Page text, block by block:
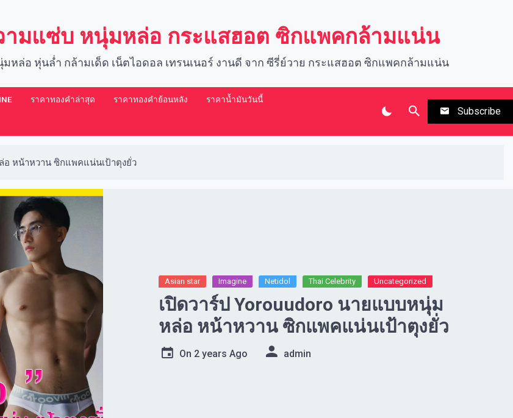
ามแซ่บ หนุ่มหล่อ กระแสฮอต ซิกแพคกล้ามแน่น
หล่อ หุ่นล่ำ กล้ามเด็ด เน็ตไอดอล เทรนเนอร์ งานดี จาก ซีรี่ย์วาย กระแสฮอต ซิกแพคกล้ามแน่น
ราคาทองคำล่าสุด ราคาทองคำย้อนหลัง ราคาน้ำมันวันนี้
Subscribe
หน้าหวาน ซิกแพคแน่นเป้าตุงยั่ว
Asian star Imagine​ Netidol Thai Celebrity Uncategorized
เปิดวาร์ป Yorouudoro นายแบบหนุ่ม
หล่อ หน้าหวาน ซิกแพคแน่นเป้าตุงยั่ว
On 2 years Ago admin